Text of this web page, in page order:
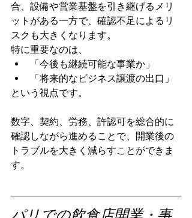
合、設備や営業基盤を引き継げるメリ
ットがある一方で、確認不足によるリ
スクも大きくなります。
特に重要なのは、
「今後も継続可能な事業か」
「将来的なビジネス譲渡の出口」
という視点です。
数字、契約、労務、許認可を総合的に
確認しながら進めることで、開業後の
トラブルを大きく減らすことができま
す。
パリでの飲食店開業・事